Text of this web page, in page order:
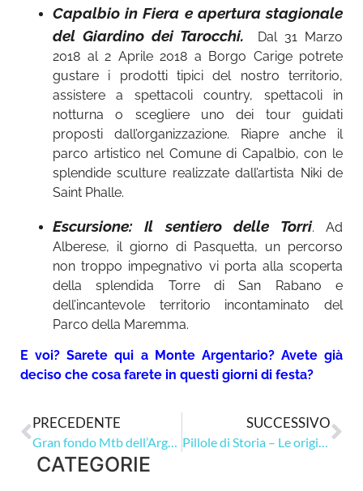
Capalbio in Fiera e apertura stagionale
del Giardino dei Tarocchi. Dal 31 Marzo
2018 al 2 Aprile 2018 a Borgo Carige potrete
gustare i prodotti tipici del nostro territorio,
assistere a spettacoli country, spettacoli in
notturna o scegliere uno dei tour guidati
proposti dall’organizzazione. Riapre anche il
parco artistico nel Comune di Capalbio, con le
splendide sculture realizzate dall’artista Niki de
Saint Phalle.
Escursione: Il sentiero delle Torri. Ad
Alberese, il giorno di Pasquetta, un percorso
non troppo impegnativo vi porta alla scoperta
della splendida Torre di San Rabano e
dell’incantevole territorio incontaminato del
Parco della Maremma.
E voi? Sarete qui a Monte Argentario? Avete già
deciso che cosa farete in questi giorni di festa?
PRECEDENTE
Gran fondo Mtb dell’Argentario
SUCCESSIVO
Pillole di Storia – Le origini romane di Monte Argentario
CATEGORIE